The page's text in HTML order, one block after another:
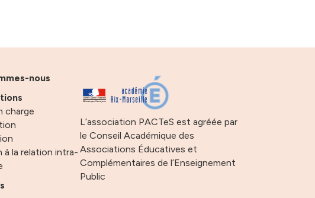
nous
charge
à la relation intra-
L’association PACTeS est agréée par
le Conseil Académique des
Associations Éducatives et
Complémentaires de l’Enseignement
Public